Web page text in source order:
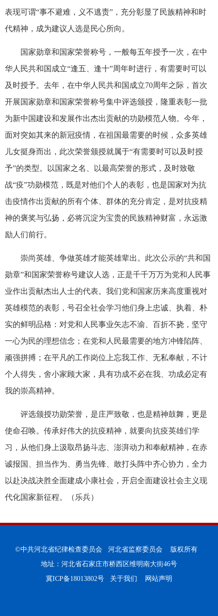
表现可谓“事不避难，义不逃责”，充分彰显了民族精神和时
代精神，成为建议人选是民心所向。
国家勋章和国家荣誉称号，一般每五年授予一次，在中
华人民共和国成立“逢五、逢十”周年时进行，有需要时可以
及时授予。去年，在中华人民共和国成立70周年之际，首次
开展国家勋章和国家荣誉称号集中评选颁授，隆重表彰一批
为新中国建设和发展作出杰出贡献的功勋模范人物。今年，
面对突如其来的新冠疫情，在祖国最需要的时候，众多英雄
儿女挺身而出，此次荣誉颁授就属于“有需要时可以及时授
予”的类型。以国家之名、以最高荣誉的形式，及时致敬
战“疫”功勋模范，既是对他们个人的表彰，也是国家对为抗
击疫情作出贡献的所有个体、群体的充分肯定，是对抗疫精
神的褒奖与弘扬，必将沉淀为宝贵的民族精神财富，永远激
励人们前行。
崇尚英雄、争做英雄才能英雄辈出。此次公示的“共和国
勋章”和国家荣誉称号建议人选，正是千千万万为党和人民事
业作出贡献杰出人士的代表。我们党和国家历来高度重视对
英雄模范的表彰，号召全社会学习他们身上忠诚、执着、朴
实的鲜明品格：对党和人民事业矢志不渝、百折不挠，坚守
一心为民的理想信念；在党和人民最需要的地方冲锋陷阵、
顽强拼搏；在平凡的工作岗位上忘我工作、无私奉献，不计
个人得失，舍小家顾大家，具有功成不必在我、功成必定有
我的崇高精神。
评选颁授功勋荣誉，是庄严致敬，也是精神鼓舞，更是
使命召唤。传承好伟大的抗疫精神，就要向抗疫英雄们学
习，从他们身上汲取昂扬斗志、澎湃动力和奉献精神，在赤
诚报国、担当作为、勇当先锋、敢打头阵中齐心协力，全力
以赴决战决胜全面建成小康社会，开启全面建设社会主义现
代化国家新征程。（乐兵）
©中共河北省纪律检查委员会 河北省监察委员会 版权所有
地址：河北省石家庄市桥西区维明南大街46号
冀ICP备18013802号
关于我们 网站声明